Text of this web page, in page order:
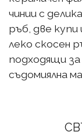
чинии с
ръб, две купи
леко скосен
подходящи за
съдомиялна